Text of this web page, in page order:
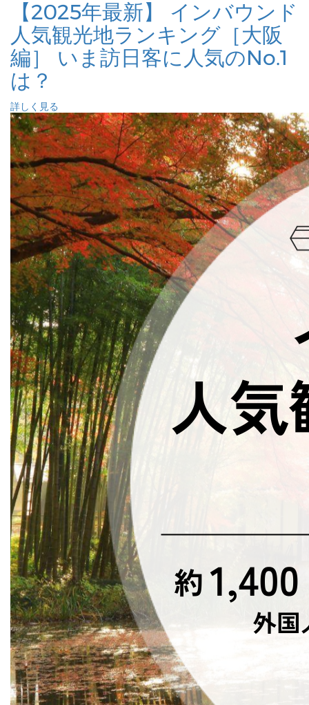
【2025年最新】 インバウンド
人気観光地ランキング［大阪
編］ いま訪日客に人気のNo.1
は？
詳しく見る